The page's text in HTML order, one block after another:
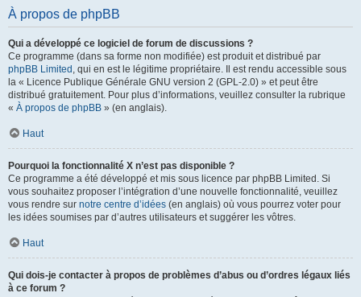
À propos de phpBB
Qui a développé ce logiciel de forum de discussions ?
Ce programme (dans sa forme non modifiée) est produit et distribué par
phpBB Limited , qui en est le légitime propriétaire. Il est rendu accessible sous
la « Licence Publique Générale GNU version 2 (GPL-2.0) » et peut être
distribué gratuitement. Pour plus d’informations, veuillez consulter la rubrique
« À propos de phpBB » (en anglais).
Haut
Pourquoi la fonctionnalité X n’est pas disponible ?
Ce programme a été développé et mis sous licence par phpBB Limited. Si
vous souhaitez proposer l’intégration d’une nouvelle fonctionnalité, veuillez
vous rendre sur notre centre d’idées (en anglais) où vous pourrez voter pour
les idées soumises par d’autres utilisateurs et suggérer les vôtres.
Haut
Qui dois-je contacter à propos de problèmes d’abus ou d’ordres légaux liés
à ce forum ?